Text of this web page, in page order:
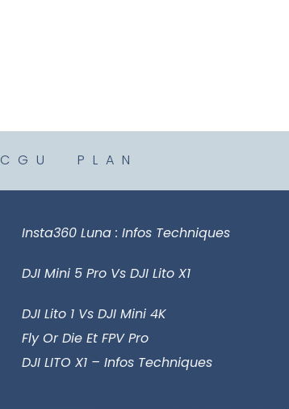
CGU PLAN
Insta360 Luna : Infos Techniques
DJI Mini 5 Pro Vs DJI Lito X1
DJI Lito 1 Vs DJI Mini 4K
Fly Or Die Et FPV Pro
DJI LITO X1 – Infos Techniques